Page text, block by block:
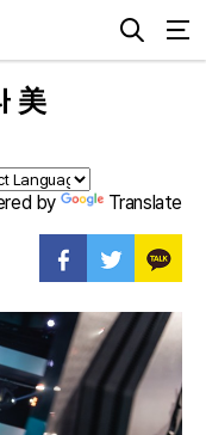
美
by Translate